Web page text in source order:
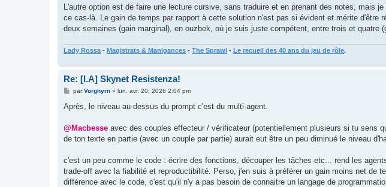
L'autre option est de faire une lecture cursive, sans traduire et en prenant des notes, mais
ce cas-là. Le gain de temps par rapport à cette solution n'est pas si évident et mérite d'être
deux semaines (gain marginal), en ouzbek, où je suis juste compétent, entre trois et quatre
Lady Rossa - Magistrats & Manigances - The Sprawl - Le recueil des 40 ans du jeu de rôle.
Re: [I.A] Skynet Resistenza!
M
s
g
parVorghyrn» lun. avr. 20, 2026 2:04 pm
Après, le niveau au-dessus du prompt c'est du multi-agent.
@Macbesse avec des couples effecteur / vérificateur (potentiellement plusieurs si tu sens
de ton texte en partie (avec un couple par partie) aurait eut être un peu diminué le niveau
c'est un peu comme le code : écrire des fonctions, découper les tâches etc... rend les
trade-off avec la fiabilité et reproductibilité. Perso, j'en suis à préférer un gain moins net de
différence avec le code, c'est qu'il n'y a pas besoin de connaitre un langage de